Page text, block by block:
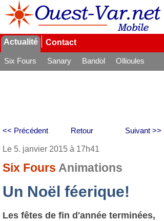
Actualité Contact
Six Fours Sanary Bandol
Ollioules
Retour
<< Précédent Suivant >>
Le 5. janvier 2015 à 17h41
Six Fours Animations
Un Noël féerique!
Les fêtes de fin d'année terminées,